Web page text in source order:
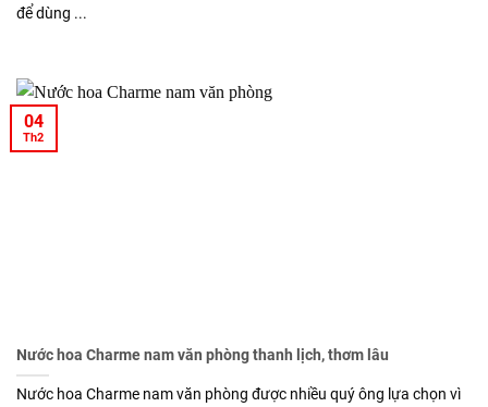
để dùng ...
Nước hoa Charme nam văn phòng thanh lịch, thơm lâu
Nước hoa Charme nam văn phòng được nhiều quý ông lựa chọn vì
04
Th2